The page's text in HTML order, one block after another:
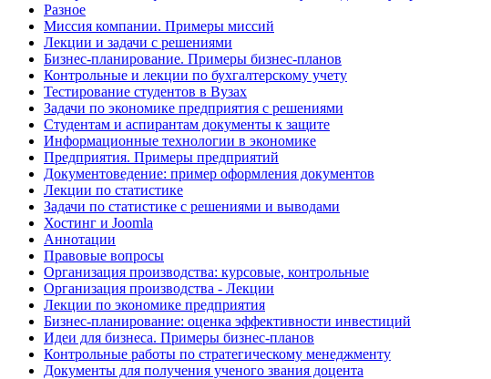
Разное
Миссия компании. Примеры миссий
Лекции и задачи с решениями
Бизнес-планирование. Примеры бизнес-планов
Контрольные и лекции по бухгалтерскому учету
Тестирование студентов в Вузах
Задачи по экономике предприятия с решениями
Студентам и аспирантам документы к защите
Информационные технологии в экономике
Предприятия. Примеры предприятий
Документоведение: пример оформления документов
Лекции по статистике
Задачи по статистике с решениями и выводами
Хостинг и Joomla
Аннотации
Правовые вопросы
Организация производства: курсовые, контрольные
Организация производства - Лекции
Лекции по экономике предприятия
Бизнес-планирование: оценка эффективности инвестиций
Идеи для бизнеса. Примеры бизнес-планов
Контрольные работы по стратегическому менеджменту
Документы для получения ученого звания доцента